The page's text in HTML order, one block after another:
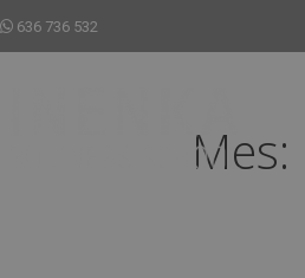
636 736 532
Mes: